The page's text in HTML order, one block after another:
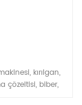
kırılgan,
çözeltisi, biber,